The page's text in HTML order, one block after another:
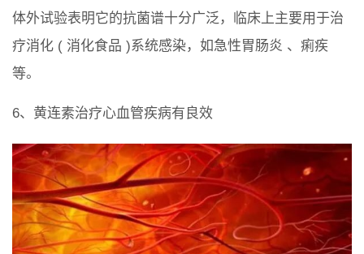
体外试验表明它的抗菌谱十分广泛，临床上主要用于治
疗消化 ( 消化食品 )系统感染，如急性胃肠炎 、痢疾
等。
6、黄连素治疗心血管疾病有良效